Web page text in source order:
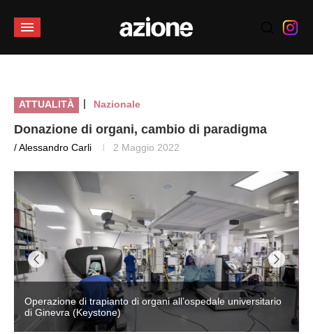
ATTUALITÀ | Nazionale
Donazione di organi, cambio di paradigma
/ Alessandro Carli 2 Maggio 2022
Operazione di trapianto di organi all’ospedale universitario
di Ginevra (Keystone)